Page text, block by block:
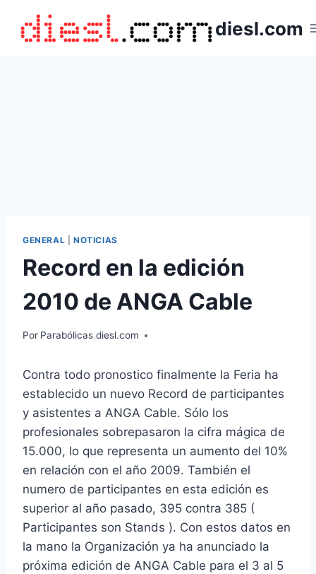
contenido
diesl.com
GENERAL NOTICIAS
Record en la edición
2010 de ANGA Cable
Por Parabólicas diesl.com
Contra todo pronostico finalmente la Feria ha
establecido un nuevo Record de participantes
y asistentes a ANGA Cable. Sólo los
profesionales sobrepasaron la cifra mágica de
15.000, lo que representa un aumento del 10%
en relación con el año 2009. También el
numero de participantes en esta edición es
superior al año pasado, 395 contra 385 (
Participantes son Stands ). Con estos datos en
la mano la Organización ya ha anunciado la
próxima edición de ANGA Cable para el 3 al 5